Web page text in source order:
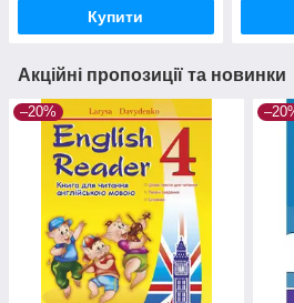
Купити
Акційні пропозиції та новинки
–20%